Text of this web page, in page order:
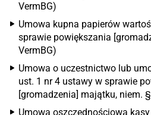
VermBG)
Umowa kupna papierów
sprawie powiększania
VermBG)
Umowa o uczestnictwo lub
ust. 1 nr 4 ustawy w sprawie
[gromadzenia] majątku, niem.
Umowa oszczędnościowa